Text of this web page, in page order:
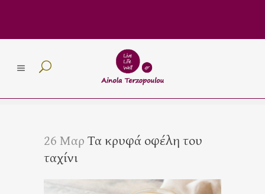
26 ΜαρΤα κρυφά οφέλη του
ταχίνι